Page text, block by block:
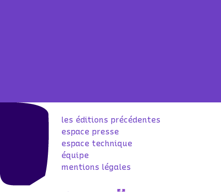
les éditions précédentes
espace presse
espace technique
équipe
mentions légales